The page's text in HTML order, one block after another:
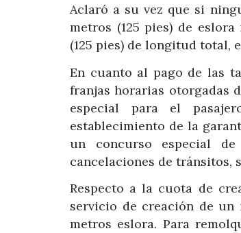
Aclaró a su vez que si
metros (125 pies) de
(125 pies) de longitud total,
En cuanto al pago de las
franjas horarias otorgadas
especial para el
establecimiento de la
un concurso especial
cancelaciones de tránsitos,
Respecto a la cuota de
servicio de creación de
metros eslora. Para